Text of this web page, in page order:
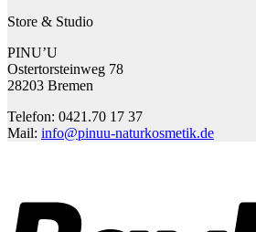
Store & Studio
PINU’U
Ostertorsteinweg 78
28203 Bremen
Telefon: 0421.70 17 37
Mail: info@pinuu-naturkosmetik.de